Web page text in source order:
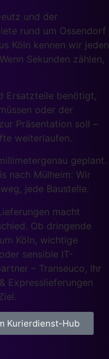
und der
rund um Ossendorf
Köln kennen wir jeden
Sekunden zählen,
Ersatzteile benötigt,
oder der
Präsentation soll –
weiterlaufen.
geplant.
nach Mülheim: Wir
jede Baustelle.
macht
Ob dringende
Köln, wichtige
sensible IT-
– Transeuco, Ihr
Expresslieferungen
Kurierdienst-Hub